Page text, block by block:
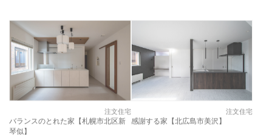
注文住宅
バランスのとれた家【札幌市北区新
琴似】
注文住宅
感謝する家【北広島市美沢】